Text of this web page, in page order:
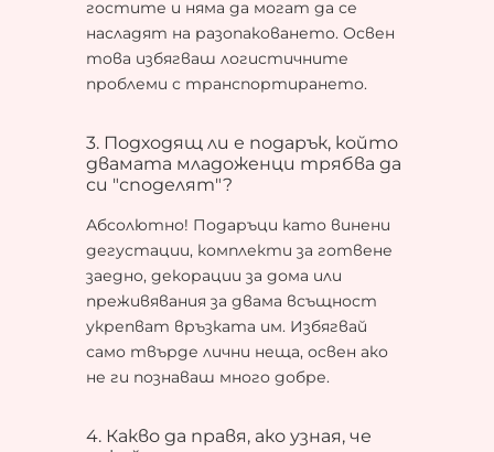
гостите и няма да могат да се
насладят на разопаковането. Освен
това избягваш логистичните
проблеми с транспортирането.
3. Подходящ ли е подарък, който
двамата младоженци трябва да
си "споделят"?
Абсолютно! Подаръци като винени
дегустации, комплекти за готвене
заедно, декорации за дома или
преживявания за двама всъщност
укрепват връзката им. Избягвай
само твърде лични неща, освен ако
не ги познаваш много добре.
4. Какво да правя, ако узная, че